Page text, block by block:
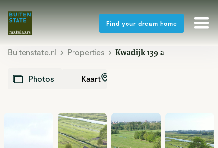
Find your dream home
Buitenstate.nl Properties Kwadijk 139 a
Photos Kaart